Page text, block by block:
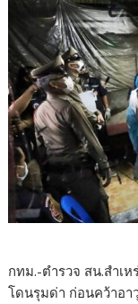
กทม.-ตำรวจ สน.สำเ
โดนรุมด่า ก่อนคว้าอา